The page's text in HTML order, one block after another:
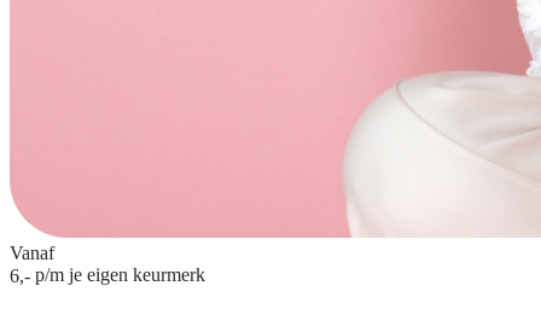
Vanaf
6,- p/m je eigen keurmerk